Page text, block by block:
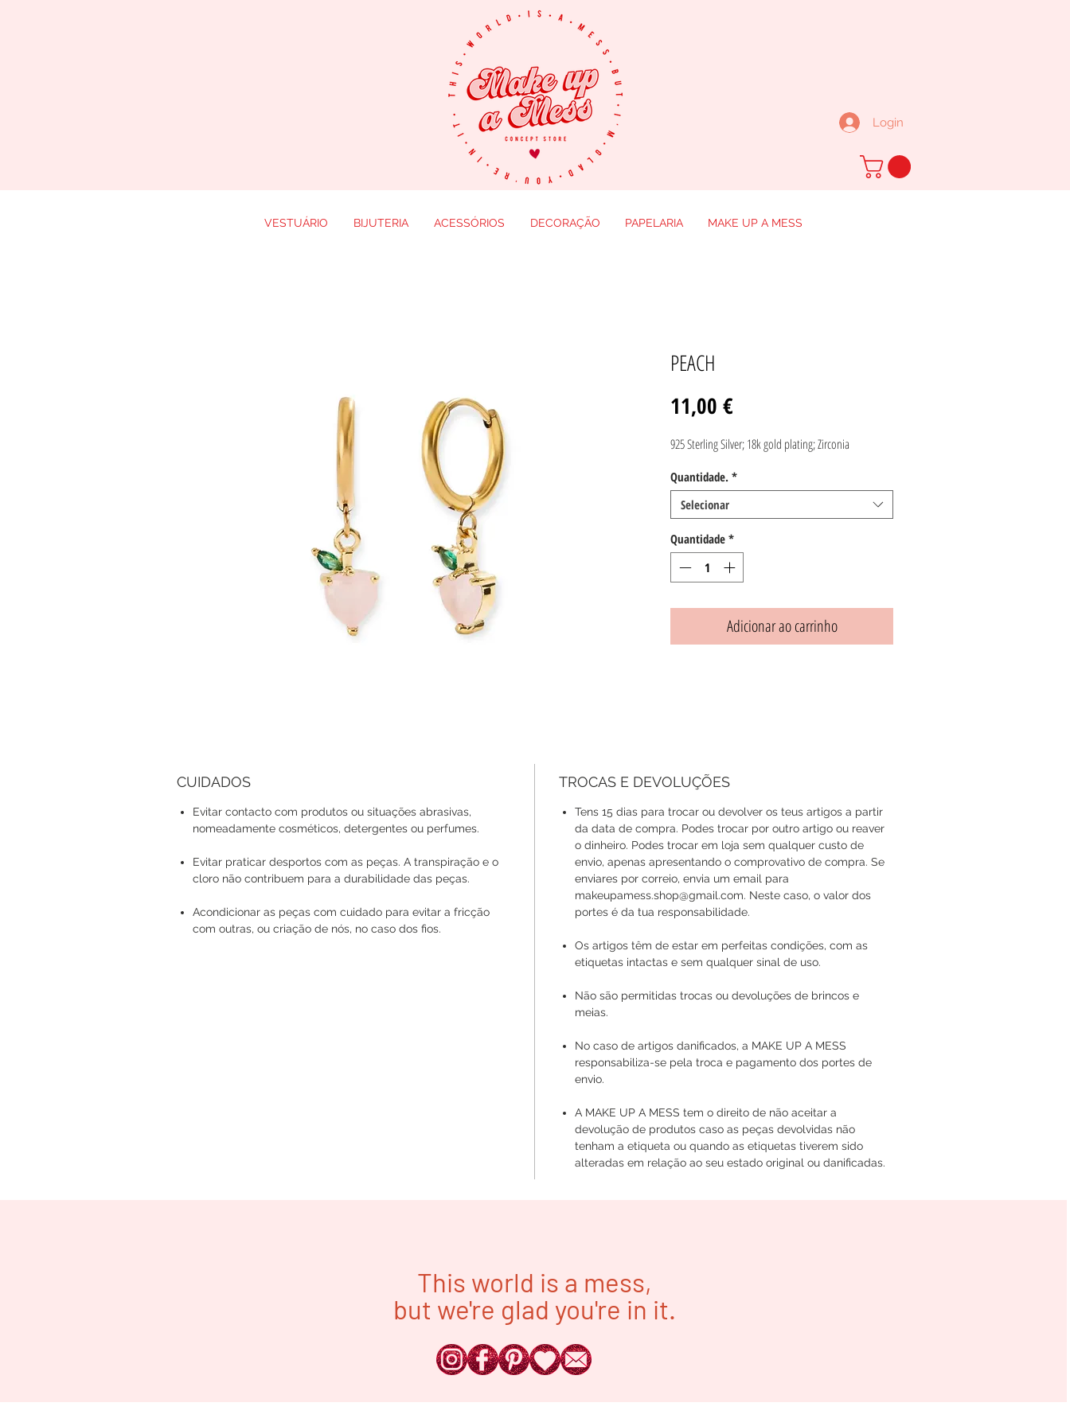
Login
PEACH
11,00 €
925 Sterling Silver; 18k gold plating; Zirconia
Quantidade. *
Selecionar
Quantidade *
Adicionar ao carrinho
CUIDADOS
Evitar contacto com produtos ou situações abrasivas,
nomeadamente cosméticos, detergentes ou perfumes.
Evitar praticar desportos com as peças. A transpiração e o
cloro não contribuem para a durabilidade das peças.
Acondicionar as peças com cuidado para evitar a fricção
com outras, ou criação de nós, no caso dos fios.
TROCAS E DEVOLUÇÕES
Tens 15 dias para trocar ou devolver os teus artigos a partir
da data de compra. Podes trocar por outro artigo ou reaver
o dinheiro. Podes trocar em loja sem qualquer custo de
envio, apenas apresentando o comprovativo de compra. Se
enviares por correio, envia um email para
makeupamess.shop@gmail.com. Neste caso, o valor dos
portes é da tua responsabilidade.
Os artigos têm de estar em perfeitas condições, com as
etiquetas intactas e sem qualquer sinal de uso.
Não são permitidas trocas ou devoluções de brincos e
meias.
No caso de artigos danificados, a MAKE UP A MESS
responsabiliza-se pela troca e pagamento dos portes de
envio.
A MAKE UP A MESS tem o direito de não aceitar a
devolução de produtos caso as peças devolvidas não
tenham a etiqueta ou quando as etiquetas tiverem sido
alteradas em relação ao seu estado original ou danificadas.
VESTUÁRIO BIJUTERIA ACESSÓRIOS DECORAÇÃO PAPELARIA MAKE UP A MESS
This world is a mess,
but we're glad you're in it.